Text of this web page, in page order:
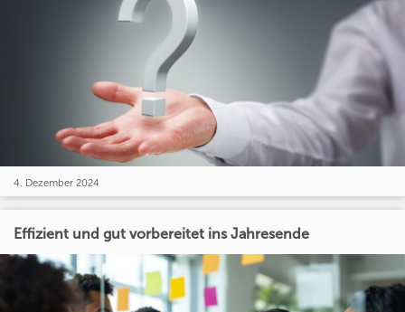
4. Dezember 2024
Effizient und gut vorbereitet ins Jahresende